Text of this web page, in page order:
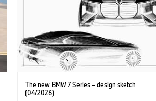
The new BMW 7 Series – design sketch
(04/2026)